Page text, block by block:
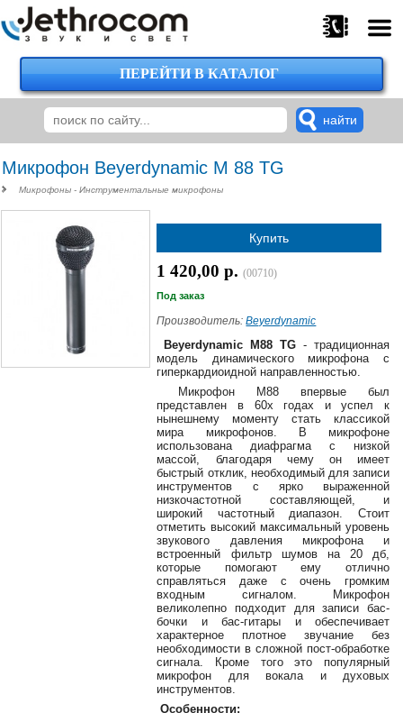
375
224-
00-
375
29
620-
38-
38
8
0162
25-
38-
38
jsound.by
ПЕРЕЙТИ В КАТАЛОГ
Микрофон Beyerdynamic M 88 TG
Микрофоны - Инструментальные микрофоны
Купить
1 420,00 р.(00710)
Под заказ
Производитель:Beyerdynamic
Beyerdynamic M88 TG - традиционная
модель динамического микрофона с
гиперкардиоидной направленностью.
Микрофон M88 впервые был
представлен в 60х годах и успел к
нынешнему моменту стать классикой
мира микрофонов. В микрофоне
использована диафрагма с низкой
массой, благодаря чему он имеет
быстрый отклик, необходимый для записи
инструментов с ярко выраженной
низкочастотной составляющей, и
широкий частотный диапазон. Стоит
отметить высокий максимальный уровень
звукового давления микрофона и
встроенный фильтр шумов на 20 дб,
которые помогают ему отлично
справляться даже с очень громким
входным сигналом. Микрофон
великолепно подходит для записи бас-
бочки и бас-гитары и обеспечивает
характерное плотное звучание без
необходимости в сложной пост-обработке
сигнала. Кроме того это популярный
микрофон для вокала и духовых
инструментов.
Особенности: